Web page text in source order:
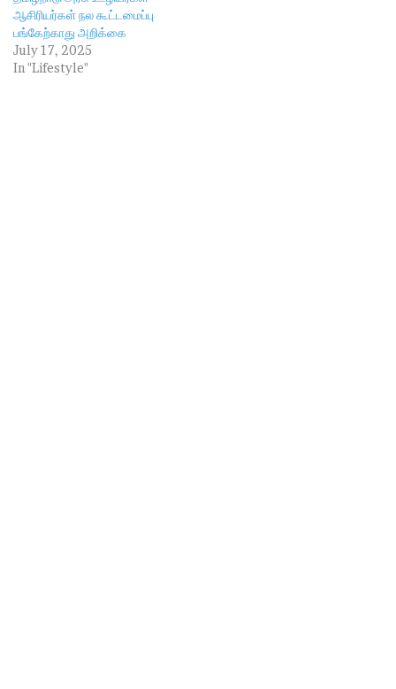
ஆசிரியர்கள் நல கூட்டமைப்பு
பங்கேற்காது அறிக்கை
July 17, 2025
In "Lifestyle"